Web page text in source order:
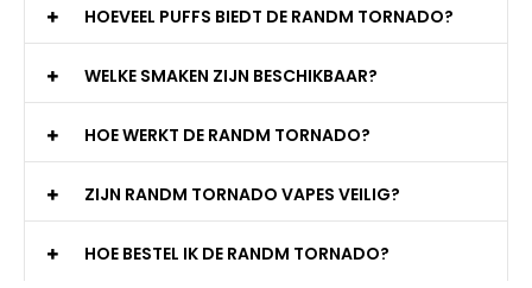
HOEVEEL PUFFS BIEDT DE RANDM TORNADO?
WELKE SMAKEN ZIJN BESCHIKBAAR?
HOE WERKT DE RANDM TORNADO?
ZIJN RANDM TORNADO VAPES VEILIG?
HOE BESTEL IK DE RANDM TORNADO?